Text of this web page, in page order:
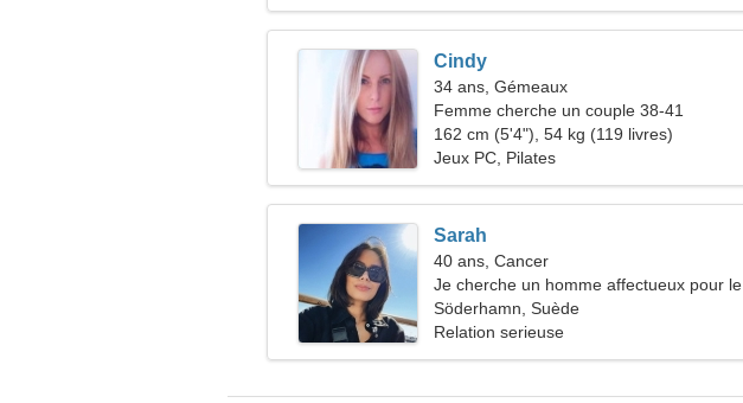
Cindy
34 ans, Gémeaux
Femme cherche un couple 38-41
162 cm (5'4"), 54 kg (119 livres)
Jeux PC, Pilates
Sarah
40 ans, Cancer
Je cherche un homme affectueux pour le
camping
Söderhamn, Suède
Relation serieuse